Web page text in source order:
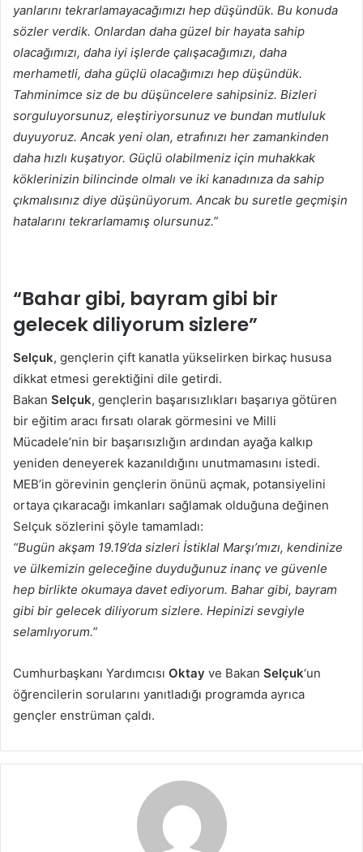
yanlarını tekrarlamayacağımızı hep düşündük. Bu konuda
sözler verdik. Onlardan daha güzel bir hayata sahip
olacağımızı, daha iyi işlerde çalışacağımızı, daha
merhametli, daha güçlü olacağımızı hep düşündük.
Tahminimce siz de bu düşüncelere sahipsiniz. Bizleri
sorguluyorsunuz, eleştiriyorsunuz ve bundan mutluluk
duyuyoruz. Ancak yeni olan, etrafınızı her zamankinden
daha hızlı kuşatıyor. Güçlü olabilmeniz için muhakkak
köklerinizin bilincinde olmalı ve iki kanadınıza da sahip
çıkmalısınız diye düşünüyorum. Ancak bu suretle geçmişin
hatalarını tekrarlamamış olursunuz.”
“Bahar gibi, bayram gibi bir
gelecek diliyorum sizlere”
Selçuk, gençlerin çift kanatla yükselirken birkaç hususa
dikkat etmesi gerektiğini dile getirdi.
Bakan Selçuk, gençlerin başarısızlıkları başarıya götüren
bir eğitim aracı fırsatı olarak görmesini ve Milli
Mücadele’nin bir başarısızlığın ardından ayağa kalkıp
yeniden deneyerek kazanıldığını unutmamasını istedi.
MEB’in görevinin gençlerin önünü açmak, potansiyelini
ortaya çıkaracağı imkanları sağlamak olduğuna değinen
Selçuk sözlerini şöyle tamamladı:
“Bugün akşam 19.19’da sizleri İstiklal Marşı’mızı, kendinize
ve ülkemizin geleceğine duyduğunuz inanç ve güvenle
hep birlikte okumaya davet ediyorum. Bahar gibi, bayram
gibi bir gelecek diliyorum sizlere. Hepinizi sevgiyle
selamlıyorum.”
Cumhurbaşkanı Yardımcısı Oktay ve Bakan Selçuk‘un
öğrencilerin sorularını yanıtladığı programda ayrıca
gençler enstrüman çaldı.